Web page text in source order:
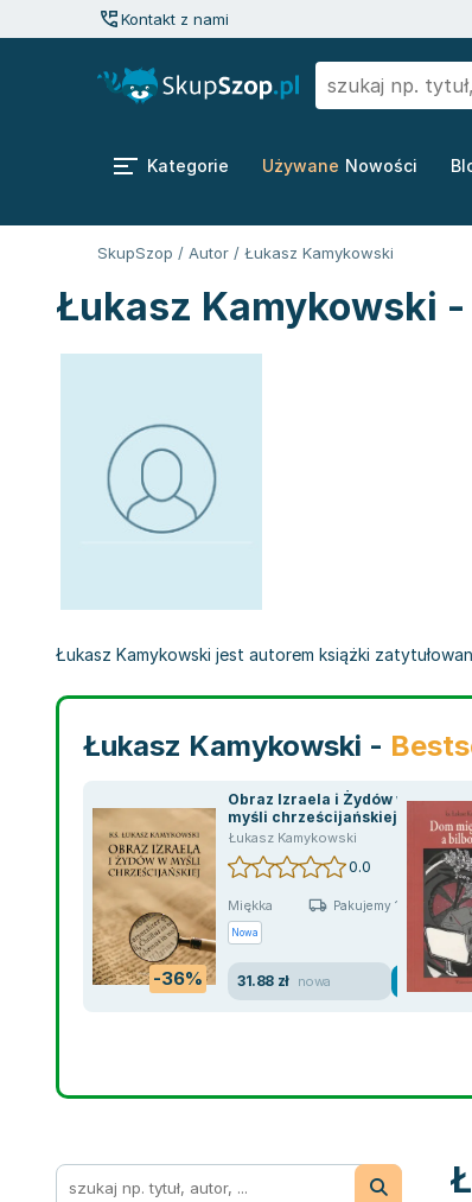
Kontakt z nami
Kategorie Używane Nowości
SkupSzop / Autor / Łukasz Kamykowski
Łukasz Kamykowski
Łukasz Kamykowski jest autorem książki
Łukasz Kamykowski -
-36%
Obraz Izraela i Żydów w
myśli chrześcijańskiej
Łukasz Kamykowski
0.0
Miękka Pakujemy 11.08
Nowa
31.88 zł nowa